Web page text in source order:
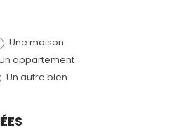
Une maison
appartement
Un autre bien